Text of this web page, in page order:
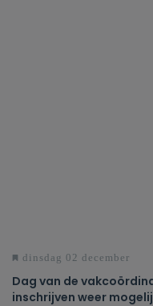
dinsdag 02 december
Dag van de
inschrijven weer